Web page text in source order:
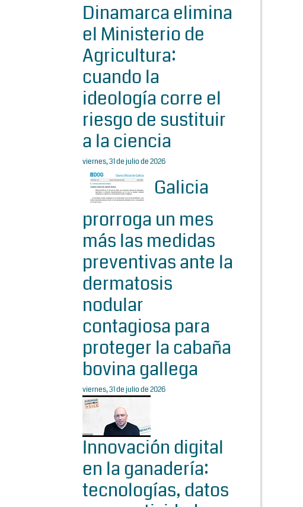
Dinamarca elimina
el Ministerio de
Agricultura:
cuando la
ideología corre el
riesgo de sustituir
a la ciencia
viernes, 31 de julio de 2026
Galicia
prorroga un mes
más las medidas
preventivas ante la
dermatosis
nodular
contagiosa para
proteger la cabaña
bovina gallega
viernes, 31 de julio de 2026
Innovación digital
en la ganadería:
tecnologías, datos